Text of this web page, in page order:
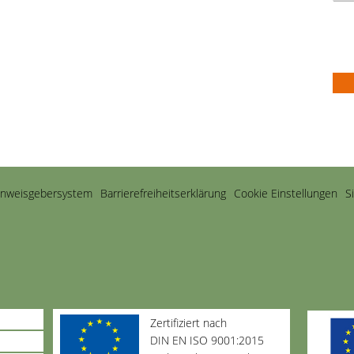
Barriere­freiheits­erklärung Cookie Einstellungen
Zertifiziert nach
DIN EN ISO 9001:2015